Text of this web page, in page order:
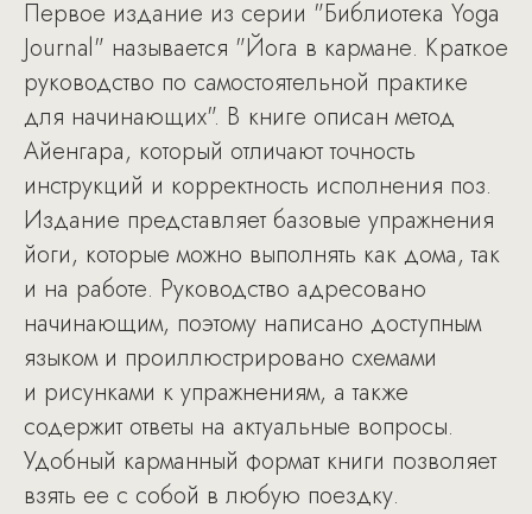
Первое издание из серии "Библиотека Yoga
Journal" называется "Йога в кармане. Краткое
руководство по самостоятельной практике
для начинающих". В книге описан метод
Айенгара, который отличают точность
инструкций и корректность исполнения поз.
Издание представляет базовые упражнения
йоги, которые можно выполнять как дома, так
и на работе. Руководство адресовано
начинающим, поэтому написано доступным
языком и проиллюстрировано схемами
и рисунками к упражнениям, а также
содержит ответы на актуальные вопросы.
Удобный карманный формат книги позволяет
взять ее с собой в любую поездку.